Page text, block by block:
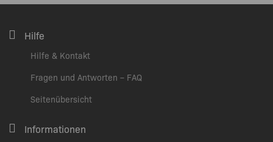
Hilfe
Hilfe & Kontakt
Fragen und Antworten – FAQ
Seitenübersicht
Informationen